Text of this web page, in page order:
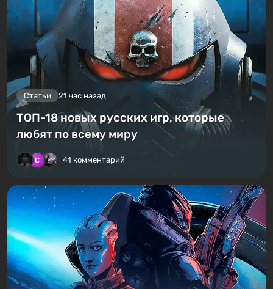
Статьи 21 час назад
ТОП-18 новых русских игр, которые
любят по всему миру
41 комментарий